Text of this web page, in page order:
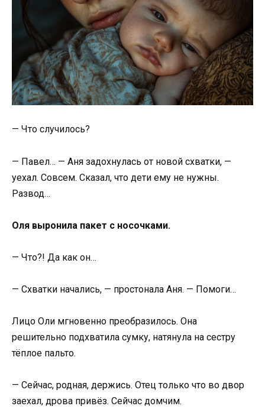
— Что случилось?
— Павел… — Аня задохнулась от новой схватки, —
уехал. Совсем. Сказал, что дети ему не нужны.
Развод…
Оля выронила пакет с носочками.
— Что?! Да как он…
— Схватки начались, — простонала Аня. — Помоги…
Лицо Оли мгновенно преобразилось. Она
решительно подхватила сумку, натянула на сестру
тёплое пальто.
— Сейчас, родная, держись. Отец только что во двор
заехал, дрова привёз. Сейчас домчим.